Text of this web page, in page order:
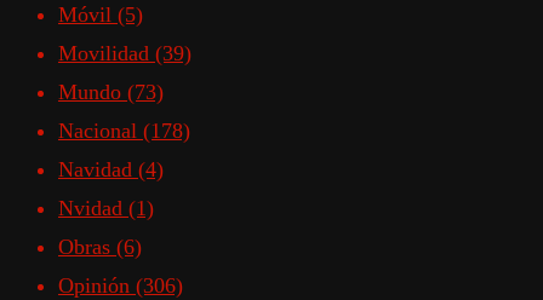
Móvil (5)
Movilidad (39)
Mundo (73)
Nacional (178)
Navidad (4)
Nvidad (1)
Obras (6)
Opinión (306)